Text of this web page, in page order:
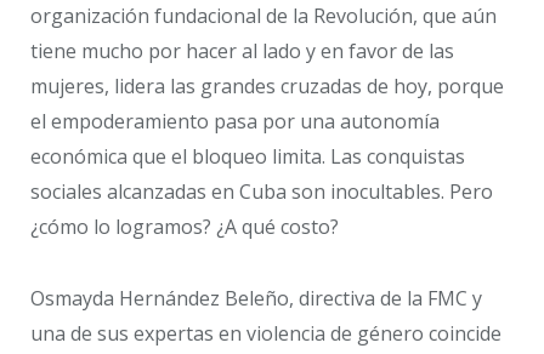
organización fundacional de la Revolución, que aún
tiene mucho por hacer al lado y en favor de las
mujeres, lidera las grandes cruzadas de hoy, porque
el empoderamiento pasa por una autonomía
económica que el bloqueo limita. Las conquistas
sociales alcanzadas en Cuba son inocultables. Pero
¿cómo lo logramos? ¿A qué costo?
Osmayda Hernández Beleño, directiva de la FMC y
una de sus expertas en violencia de género coincide